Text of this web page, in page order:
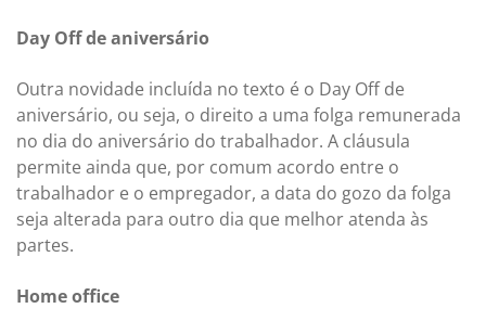
Day Off de aniversário
Outra novidade incluída no texto é o Day Off de
aniversário, ou seja, o direito a uma folga remunerada
no dia do aniversário do trabalhador. A cláusula
permite ainda que, por comum acordo entre o
trabalhador e o empregador, a data do gozo da folga
seja alterada para outro dia que melhor atenda às
partes.
Home office